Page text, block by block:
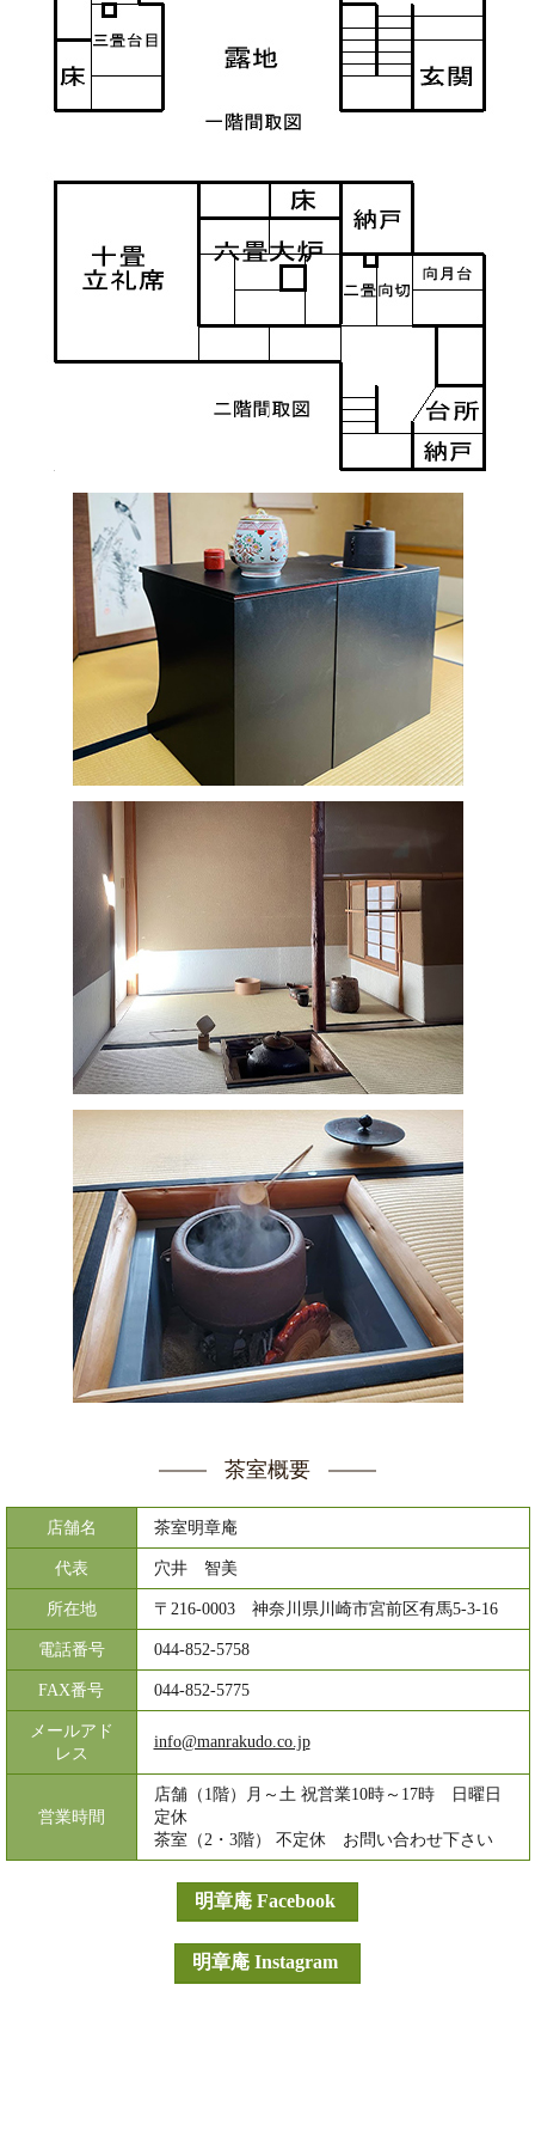
茶室概要
店舗名 茶室明章庵
代表 穴井 智美
所在地 〒216-0003 神奈川県川崎市宮前区有馬5-3-16
電話番号 044-852-5758
FAX番号 044-852-5775
メールアド
レス
info@manrakudo.co.jp
営業時間
店舗（1階）月～土 祝営業10時～17時 日曜日
定休
茶室（2・3階） 不定休 お問い合わせ下さい
明章庵 Facebook
明章庵 Instagram